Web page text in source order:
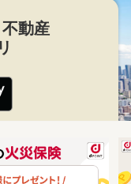
動産